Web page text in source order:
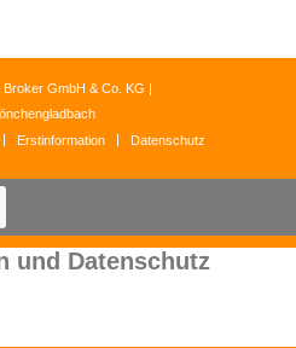
GmbH & Co. KG |
Erstinformation Datenschutz
und Datenschutz